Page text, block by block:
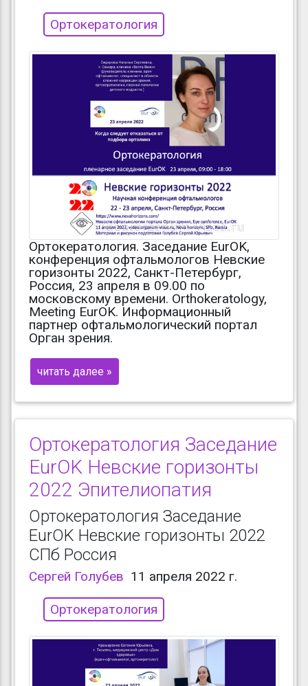
Ортокератология
Ортокератология. Заседание EurOK,
конференция офтальмологов Невские
горизонты 2022, Санкт-Петербург,
Россия, 23 апреля в 09.00 по
московскому времени. Orthokeratology,
Meeting EurOK. Информационный
партнер офтальмологический портал
Орган зрения.
читать далее »
Ортокератология Заседание
EurOK Невские горизонты
2022 Эпителиопатия
Ортокератология Заседание
EurOK Невские горизонты 2022
СПб Россия
Сергей Голубев 11 апреля 2022 г.
Ортокератология